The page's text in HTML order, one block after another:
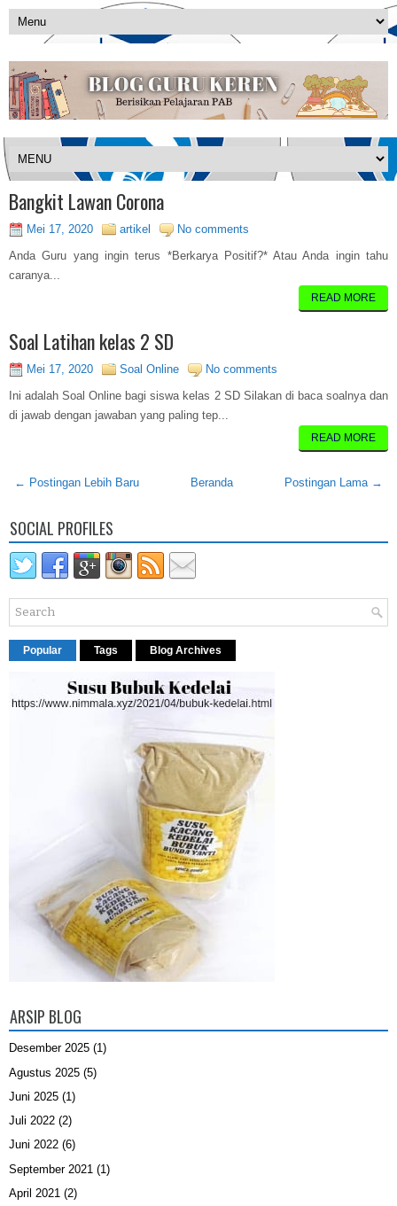
Bangkit Lawan Corona
Mei 17, 2020 artikel
No comments
Anda Guru yang ingin terus *Berkarya Positif?* Atau Anda ingin tahu
caranya...
READ MORE
Soal Latihan kelas 2 SD
Mei 17, 2020 Soal Online
No comments
Ini adalah Soal Online bagi siswa kelas 2 SD Silakan di baca soalnya dan
di jawab dengan jawaban yang paling tep...
READ MORE
← Postingan Lebih Baru Postingan Lama →
Beranda
SOCIAL PROFILES
Popular Tags Blog Archives
ARSIP BLOG
Desember 2025 (1)
Agustus 2025 (5)
Juni 2025 (1)
Juli 2022 (2)
Juni 2022 (6)
September 2021 (1)
April 2021 (2)